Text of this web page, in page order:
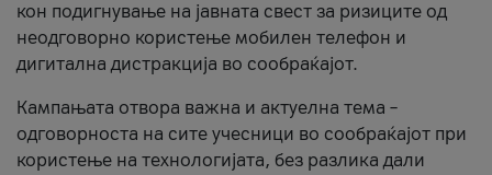
кон подигнување на јавната свест за ризиците од
неодговорно користење мобилен телефон и
дигитална дистракција во сообраќајот.
Кампањата отвора важна и актуелна тема –
одговорноста на сите учесници во сообраќајот при
користење на технологијата, без разлика дали